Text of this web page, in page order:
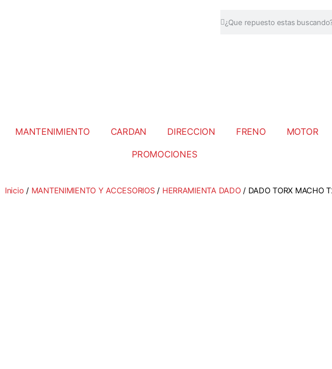
MANTENIMIENTO CARDAN DIRECCION FRENO MOTOR
PROMOCIONES
Inicio / MANTENIMIENTO Y ACCESORIOS/ HERRAMIENTA DADO/ DADO TORX MACHO